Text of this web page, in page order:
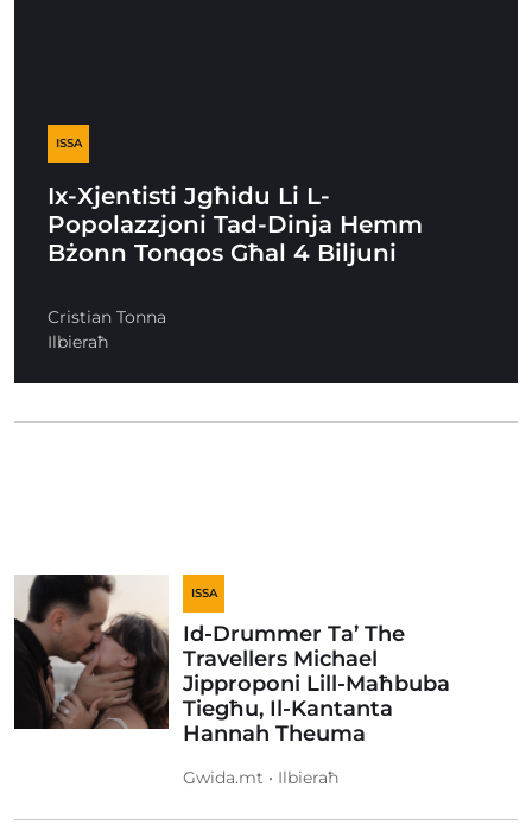
ISSA
Ix-Xjentisti Jgħidu Li L-
Popolazzjoni Tad-Dinja Hemm
Bżonn Tonqos Għal 4 Biljuni
Cristian Tonna
Ilbieraħ
ISSA
Id-Drummer Ta’ The
Travellers Michael
Jipproponi Lill-Maħbuba
Tiegħu, Il-Kantanta
Hannah Theuma
Gwida.mt • Ilbieraħ